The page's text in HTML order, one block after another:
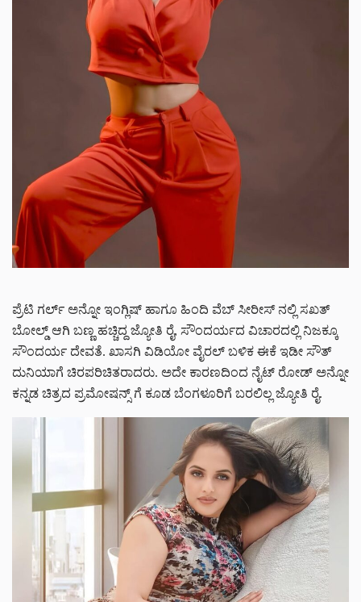
ಪ್ರೆಟಿ ಗರ್ಲ್ ಅನ್ನೋ ಇಂಗ್ಲಿಷ್ ಹಾಗೂ ಹಿಂದಿ ವೆಬ್ ಸೀರೀಸ್ ನಲ್ಲಿ ಸಖತ್
ಬೋಲ್ಡ್ ಆಗಿ ಬಣ್ಣ ಹಚ್ಚಿದ್ದ ಜ್ಯೋತಿ ರೈ, ಸೌಂದರ್ಯದ ವಿಚಾರದಲ್ಲಿ ನಿಜಕ್ಕೂ
ಸೌಂದರ್ಯ ದೇವತೆ. ಖಾಸಗಿ ವಿಡಿಯೋ ವೈರಲ್ ಬಳಿಕ ಈಕೆ ಇಡೀ ಸೌತ್
ದುನಿಯಾಗೆ ಚಿರಪರಿಚಿತರಾದರು. ಅದೇ ಕಾರಣದಿಂದ ನೈಟ್ ರೋಡ್ ಅನ್ನೋ
ಕನ್ನಡ ಚಿತ್ರದ ಪ್ರಮೋಷನ್ಸ್ ಗೆ ಕೂಡ ಬೆಂಗಳೂರಿಗೆ ಬರಲಿಲ್ಲ ಜ್ಯೋತಿ ರೈ.